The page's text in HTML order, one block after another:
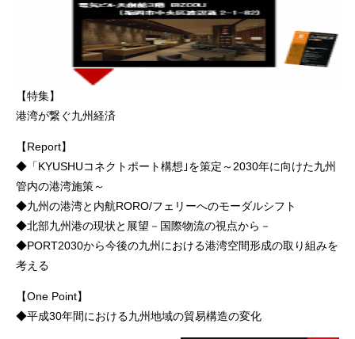
【特集】
港湾が繋ぐ九州経済
【Report】
◆「KYUSHUコネクトポート構想｣を策定～2030年に向けた九州
管内の港湾施策～
◆九州の港湾と内航RORO/フェリーへのモーダルシフト
◆北部九州港の現状と展望－国際物流の視点から－
◆PORT2030から今後の九州における港湾空間形成の取り組みを
考える
【One Point】
◆平成30年間における九州地域の貿易構造の変化